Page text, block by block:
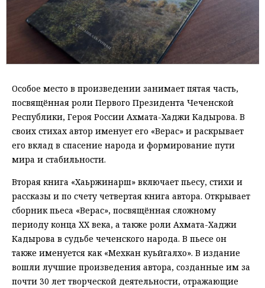
Особое место в произведении занимает пятая часть,
посвящённая роли Первого Президента Чеченской
Республики, Героя России Ахмата-Хаджи Кадырова. В
своих стихах автор именует его «Верас» и раскрывает
его вклад в спасение народа и формирование пути
мира и стабильности.
Вторая книга «Хаьржинарш» включает пьесу, стихи и
рассказы и по счету четвертая книга автора. Открывает
сборник пьеса «Верас», посвящённая сложному
периоду конца XX века, а также роли Ахмата-Хаджи
Кадырова в судьбе чеченского народа. В пьесе он
также именуется как «Мехкан куьйгалхо». В издание
вошли лучшие произведения автора, созданные им за
почти 30 лет творческой деятельности, отражающие